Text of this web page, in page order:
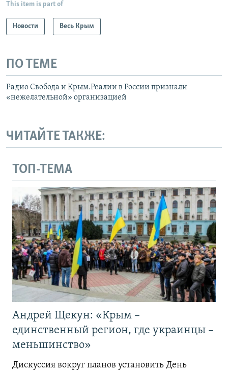
This item is part of
Новости Весь Крым
ПО ТЕМЕ
Радио Свобода и Крым.Реалии в России признали
«нежелательной» организацией
ЧИТАЙТЕ ТАКЖЕ:
ТОП-ТЕМА
Андрей Щекун: «Крым –
единственный регион, где украинцы –
меньшинство»
Дискуссия вокруг планов установить День